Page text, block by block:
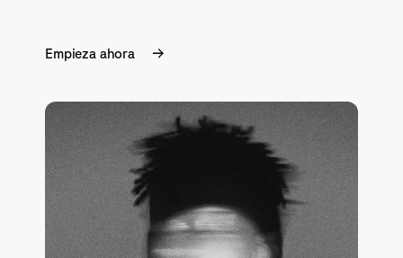
Empieza ahora